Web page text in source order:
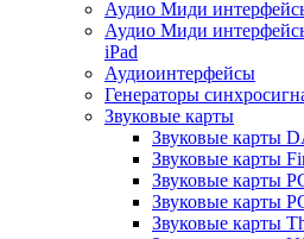
Аудио Миди
Аудио Миди
iPad
Аудиоинтерфейсы
Генераторы
Звуковые карты
Звуковые карты
Звуковые карты
Звуковые карты
Звуковые карты
Звуковые карты